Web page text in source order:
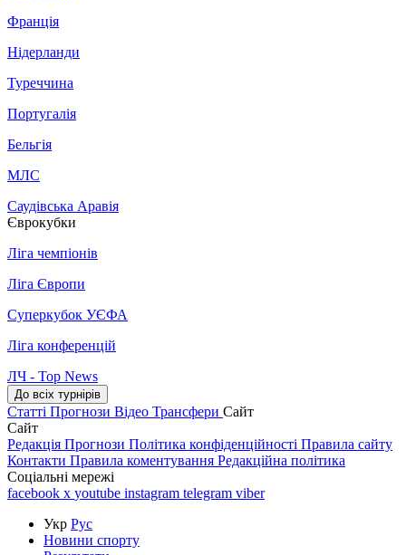
Франція
Нідерланди
Туреччина
Португалія
Бельгія
МЛС
Саудівська Аравія
Єврокубки
Ліга чемпіонів
Ліга Європи
Суперкубок УЄФА
Ліга конференцій
ЛЧ - Top News
До всіх турнірів
Статті Прогнози Відео Трансфери Сайт
Сайт
Редакція Прогнози Політика конфіденційності Правила сайту
Контакти Правила коментування Редакційна політика
Соціальні мережі
facebook x youtube instagram telegram viber
Укр Рус
Новини спорту